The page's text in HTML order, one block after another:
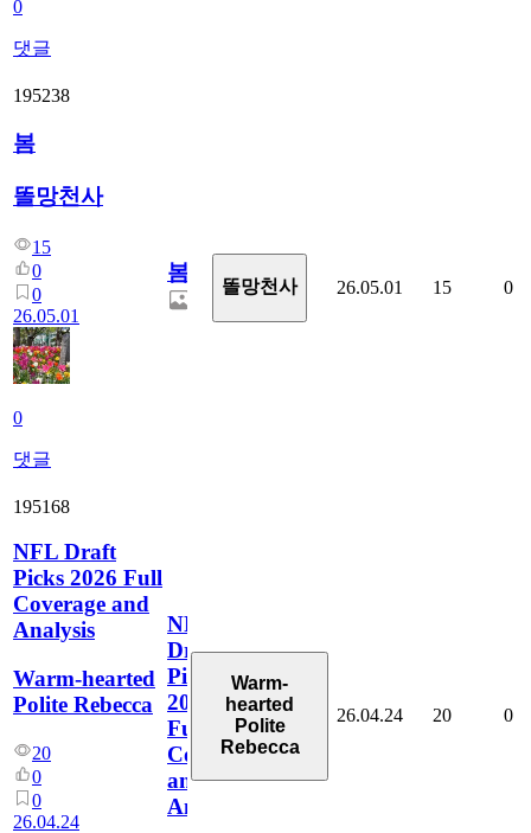
0
댓글
195238
봄
똘망천사
15
0
0
26.05.01
0
댓글
봄
똘망천사 26.05.01 15 0
195168
NFL Draft
Picks 2026 Full
Coverage and
Analysis
Warm-hearted
Polite Rebecca
20
0
0
26.04.24
NFL
Draft
Picks
2026
Full
Coverage
and
Analysis
Warm-
hearted
Polite
Rebecca
26.04.24 20 0